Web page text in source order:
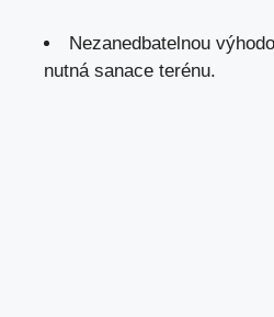
Nezanedbatelnou
nutná sanace terénu.